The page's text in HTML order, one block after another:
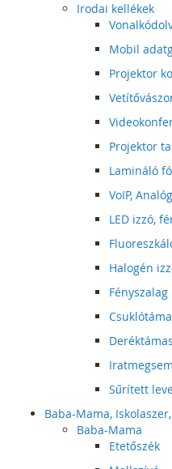
Irodai kellékek
Mobil
Projektor
Projektor
Lamináló
VoIP,
LED izzó,
Halogén
Fényszalag
Sűrített
Baba-Mama,
Baba-Mama
Etetőszék